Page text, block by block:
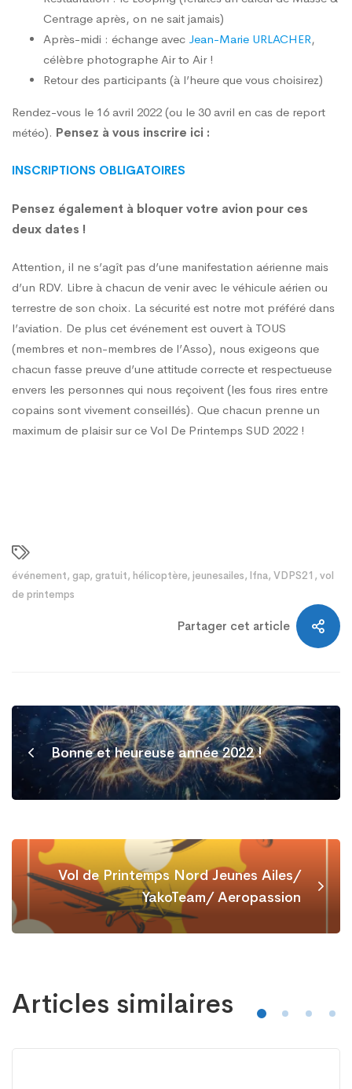
Centrage après, on ne sait jamais)
Après-midi : échange avec Jean-Marie URLACHER,
célèbre photographe Air to Air !
Retour des participants (à l’heure que vous choisirez)
Rendez-vous le 16 avril 2022 (ou le 30 avril en cas de report
météo). Pensez à vous inscrire ici :
INSCRIPTIONS OBLIGATOIRES
Pensez également à bloquer votre avion pour ces
deux dates !
Attention, il ne s’agît pas d’une manifestation aérienne mais
d’un RDV. Libre à chacun de venir avec le véhicule aérien ou
terrestre de son choix. La sécurité est notre mot préféré dans
l’aviation. De plus cet événement est ouvert à TOUS
(membres et non-membres de l’Asso), nous exigeons que
chacun fasse preuve d’une attitude correcte et respectueuse
envers les personnes qui nous reçoivent (les fous rires entre
copains sont vivement conseillés). Que chacun prenne un
maximum de plaisir sur ce Vol De Printemps SUD 2022 !
événement, gap, gratuit, hélicoptère, jeunesailes, lfna, VDPS21 , vol
de printemps
Partager cet article
Bonne et heureuse année 2022 !
Vol de Printemps Nord Jeunes Ailes/
YakoTeam/ Aeropassion
Articles similaires